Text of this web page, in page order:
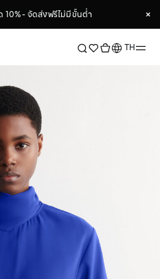
10% - จัดส่งฟรีไม่มีขั้นต่ำ
×
×
ภาษาTH